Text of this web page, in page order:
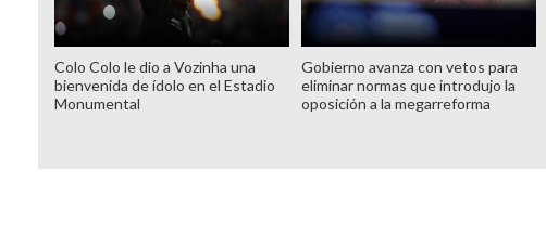
Colo Colo le dio a Vozinha una
bienvenida de ídolo en el Estadio
Monumental
Gobierno avanza con vetos para
eliminar normas que introdujo la
oposición a la megarreforma